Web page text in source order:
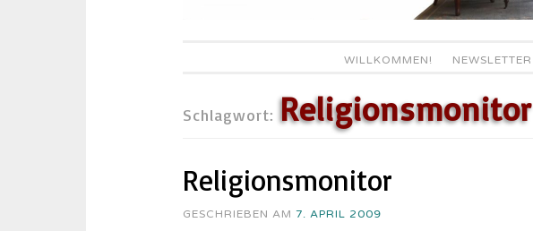
WILLKOMMEN! NEWSLETTER
Schlagwort: Religionsmonitor
Religionsmonitor
GESCHRIEBEN AM 7. APRIL 2009